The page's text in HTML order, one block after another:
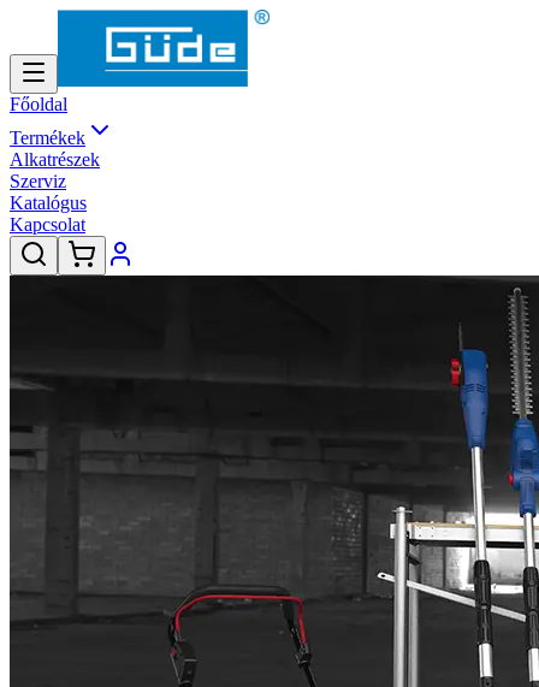
Főoldal
Termékek
Alkatrészek
Szerviz
Katalógus
Kapcsolat